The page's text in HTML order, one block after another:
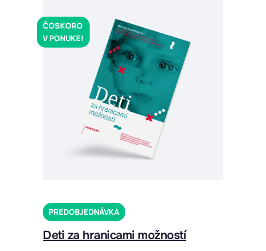
ČOSKORO
V PONUKE!
PREDOBJEDNÁVKA
Deti za hranicami možností